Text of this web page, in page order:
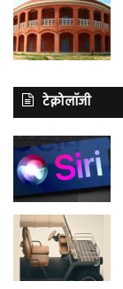
टेक्नोलॉजी